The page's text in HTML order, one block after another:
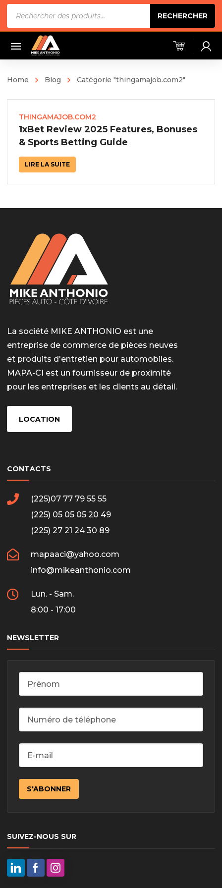
produits
RECHERCHER
Home Blog Catégorie "thingamajob.com2"
THINGAMAJOB.COM2
1xBet Review 2025 Features, Bonuses
& Sports Betting Guide
LIRE LA SUITE
La société MIKE ANTHONIO est une
entreprise de commerce de pièces neuves
et produits d'entretien pour automobiles.
MAPA-CI est un fournisseur de proximité
pour les entreprises et les clients au détail.
LOCATION
CONTACTS
(225)07 77 79 55 55
(225) 05 05 05 20 49
(225) 27 21 24 30 89
mapaaci@yahoo.com
info@mikeanthonio.com
Lun. - Sam.
8:00 - 17:00
NEWSLETTER
SUIVEZ-NOUS SUR